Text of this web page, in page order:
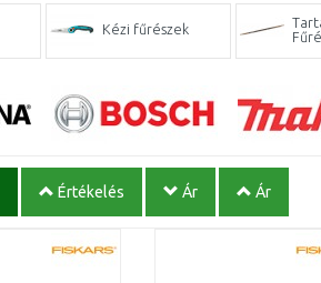
Kézi fűrészek
Értékelés Ár Ár